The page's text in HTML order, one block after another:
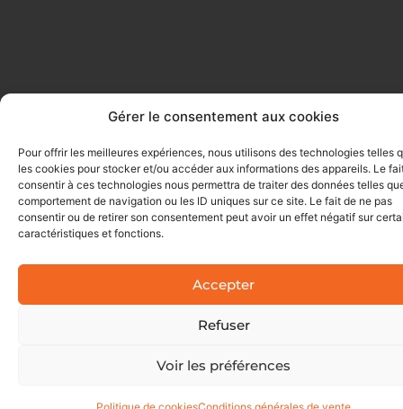
Gérer le consentement aux cookies
Pour offrir les meilleures expériences, nous utilisons des technologies telles
les cookies pour stocker et/ou accéder aux informations des appareils. Le
consentir à ces technologies nous permettra de traiter des données telles
comportement de navigation ou les ID uniques sur ce site. Le fait de ne pas
consentir ou de retirer son consentement peut avoir un effet négatif sur
caractéristiques et fonctions.
Accepter
Refuser
Voir les préférences